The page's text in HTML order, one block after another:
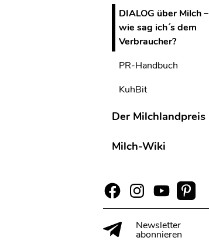
DIALOG über Milch –
wie sag ich´s dem
Verbraucher?
PR-Handbuch
KuhBit
Der Milchlandpreis
Milch-Wiki
Newsletter
abonnieren